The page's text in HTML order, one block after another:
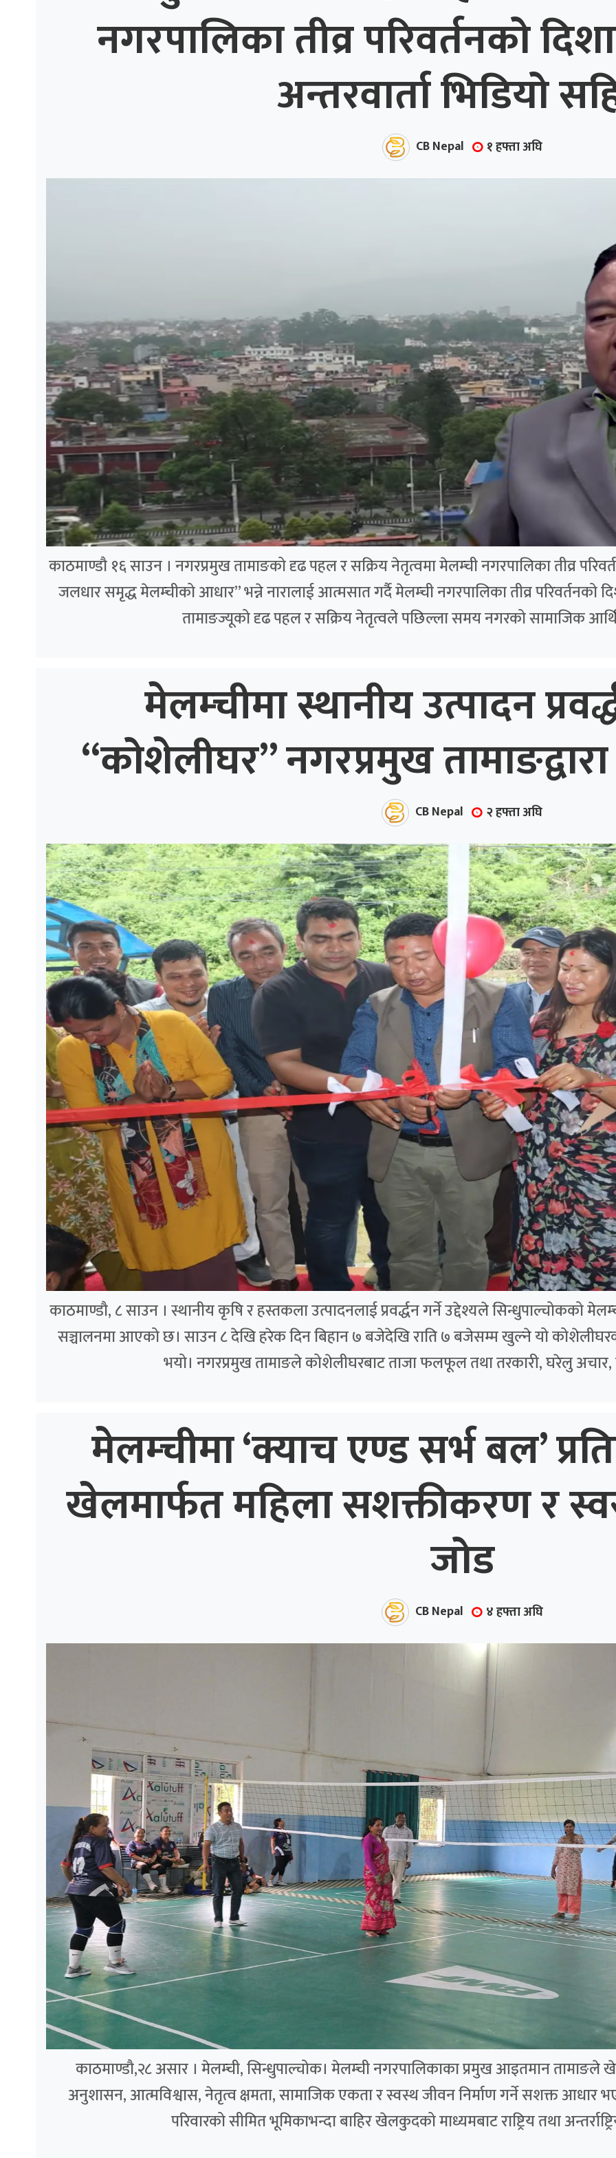
नगरपालिका तीव्र परिवर्तनको
अन्तरवार्ता भिडियो
CB Nepal १ हफ्ता अघि
काठमाण्डौ १६ साउन । नगरप्रमुख तामाङको दृढ पहल र सक्रिय नेतृत्वमा मेलम्ची नगरपालिका तीव्र
जलधार समृद्ध मेलम्चीको आधार” भन्ने नारालाई आत्मसात गर्दै मेलम्ची नगरपालिका तीव्र परिवर्तनको
तामाङज्यूको दृढ पहल र सक्रिय नेतृत्वले पछिल्ला समय नगरको सामाजिक
मेलम्चीमा स्थानीय उत्पादन
“कोशेलीघर” नगरप्रमुख
CB Nepal २ हफ्ता अघि
काठमाण्डौ, ८ साउन । स्थानीय कृषि र हस्तकला उत्पादनलाई प्रवर्द्धन गर्ने उद्देश्यले सिन्धुपाल्चोकको
सञ्चालनमा आएको छ। साउन ८ देखि हरेक दिन बिहान ७ बजेदेखि राति ७ बजेसम्म खुल्ने यो
भयो। नगरप्रमुख तामाङले कोशेलीघरबाट ताजा फलफूल तथा तरकारी, घरेलु
मेलम्चीमा ‘क्याच एण्ड सर्भ बल’
खेलमार्फत महिला सशक्तीकरण र
जोड
CB Nepal ४ हफ्ता अघि
काठमाण्डौ,२८ असार । मेलम्ची, सिन्धुपाल्चोक। मेलम्ची नगरपालिकाका प्रमुख आइतमान तामाङले
अनुशासन, आत्मविश्वास, नेतृत्व क्षमता, सामाजिक एकता र स्वस्थ जीवन निर्माण गर्ने सशक्त आधार
परिवारको सीमित भूमिकाभन्दा बाहिर खेलकुदको माध्यमबाट राष्ट्रिय तथा